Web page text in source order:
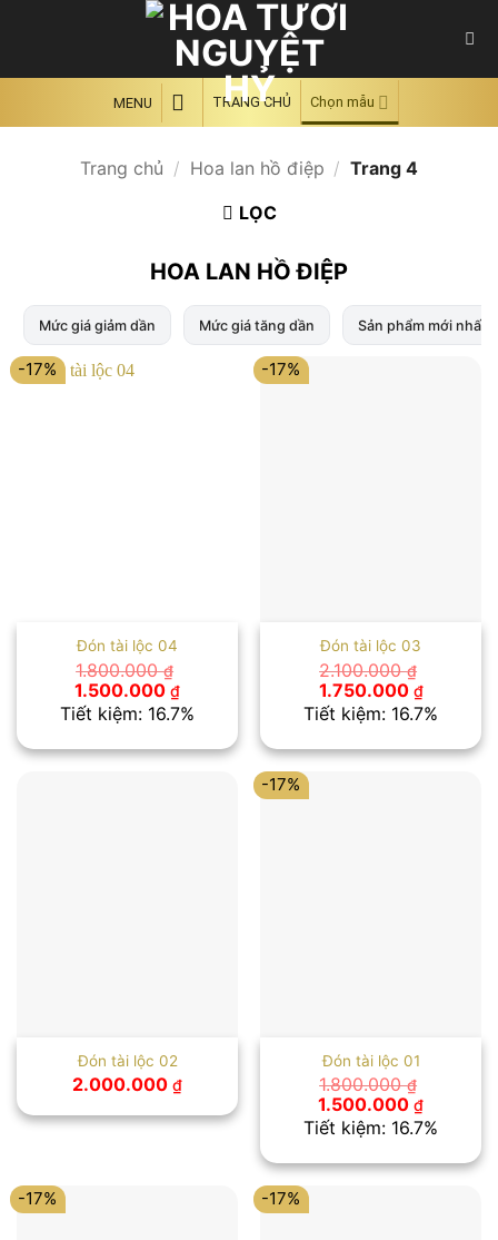
MENU TRANG CHỦ Chọn mẫu
Trang chủ / Hoa lan hồ điệp / Trang 4
LỌC
HOA LAN HỒ ĐIỆP
Mức giá giảm dần Mức giá tăng dần Sản phẩm mới nhất
-17%
Đón tài lộc 04
1.800.000₫
Giá
gốc
là:
1.500.000 ₫Giá
hiện
tại
1.500.000 ₫.
Tiết kiệm: 16.7%
-17%
Đón tài lộc 03
2.100.000₫
Giá
gốc
là:
1.750.000 ₫Giá
hiện
tại
Tiết kiệm: 16.7%
Đón tài lộc 02
2.000.000 ₫
-17%
Đón tài lộc 01
1.800.000₫
Giá
gốc
là:
1.500.000 ₫Giá
hiện
tại
Tiết kiệm: 16.7%
-17% -17%